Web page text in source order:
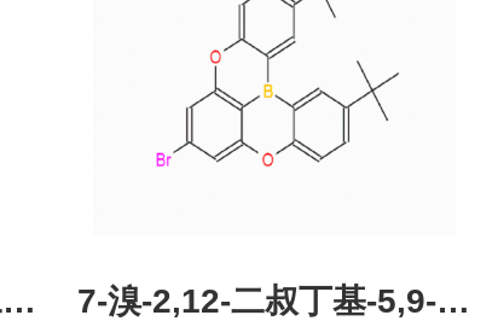
研究所 先发后付
7-溴-2,12-二叔丁基-5,9-二